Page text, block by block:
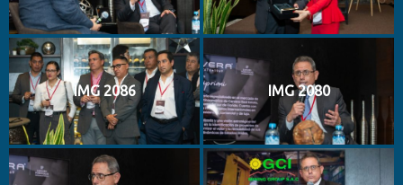
IMG 2086 IMG 2080